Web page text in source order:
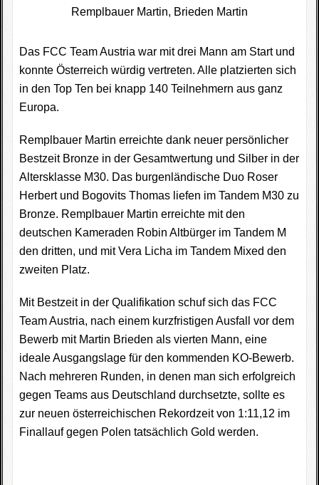
Remplbauer Martin, Brieden Martin
Das FCC Team Austria war mit drei Mann am Start und
konnte Österreich würdig vertreten. Alle platzierten sich
in den Top Ten bei knapp 140 Teilnehmern aus ganz
Europa.
Remplbauer Martin erreichte dank neuer persönlicher
Bestzeit Bronze in der Gesamtwertung und Silber in der
Altersklasse M30. Das burgenländische Duo Roser
Herbert und Bogovits Thomas liefen im Tandem M30 zu
Bronze. Remplbauer Martin erreichte mit den
deutschen Kameraden Robin Altbürger im Tandem M
den dritten, und mit Vera Licha im Tandem Mixed den
zweiten Platz.
Mit Bestzeit in der Qualifikation schuf sich das FCC
Team Austria, nach einem kurzfristigen Ausfall vor dem
Bewerb mit Martin Brieden als vierten Mann, eine
ideale Ausgangslage für den kommenden KO-Bewerb.
Nach mehreren Runden, in denen man sich erfolgreich
gegen Teams aus Deutschland durchsetzte, sollte es
zur neuen österreichischen Rekordzeit von 1:11,12 im
Finallauf gegen Polen tatsächlich Gold werden.